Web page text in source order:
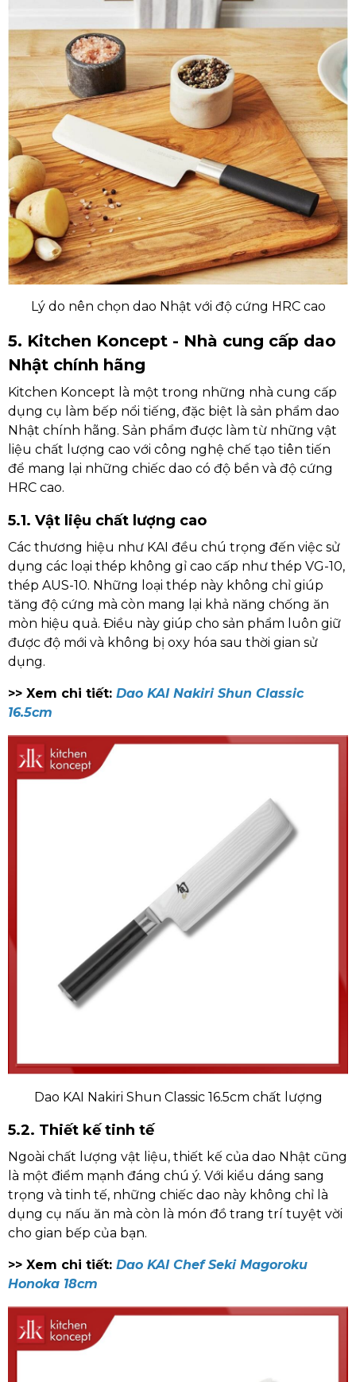
Lý do nên chọn dao Nhật với độ cứng HRC cao
5. Kitchen Koncept - Nhà cung cấp dao
Nhật chính hãng
Kitchen Koncept là một trong những nhà cung cấp
dụng cụ làm bếp nổi tiếng, đặc biệt là sản phẩm dao
Nhật chính hãng. Sản phẩm được làm từ những vật
liệu chất lượng cao với công nghệ chế tạo tiên tiến
để mang lại những chiếc dao có độ bền và độ cứng
HRC cao.
5.1. Vật liệu chất lượng cao
Các thương hiệu như KAI đều chú trọng đến việc sử
dụng các loại thép không gỉ cao cấp như thép VG-10,
thép AUS-10. Những loại thép này không chỉ giúp
tăng độ cứng mà còn mang lại khả năng chống ăn
mòn hiệu quả. Điều này giúp cho sản phẩm luôn giữ
được độ mới và không bị oxy hóa sau thời gian sử
dụng.
>> Xem chi tiết: Dao KAI Nakiri Shun Classic
16.5cm
Dao KAI Nakiri Shun Classic 16.5cm chất lượng
5.2. Thiết kế tinh tế
Ngoài chất lượng vật liệu, thiết kế của dao Nhật cũng
là một điểm mạnh đáng chú ý. Với kiểu dáng sang
trọng và tinh tế, những chiếc dao này không chỉ là
dụng cụ nấu ăn mà còn là món đồ trang trí tuyệt vời
cho gian bếp của bạn.
>> Xem chi tiết: Dao KAI Chef Seki Magoroku
Honoka 18cm